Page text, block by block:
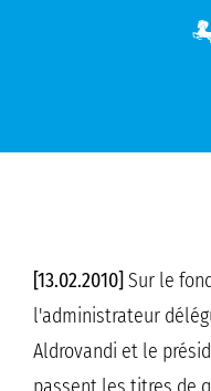
[13.02.2010] Sur le
l'administrateur
Aldrovandi et le